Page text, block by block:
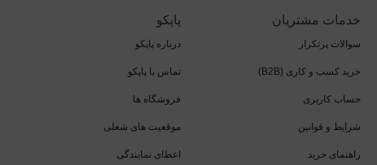
خدمات مشتریان
سوالات پرتکرار
خرید کسب و کاری (B2B)
حساب کاربری
شرایط و قوانین
راهنمای خرید
پاپکو
درباره پاپکو
تماس با پاپکو
فروشگاه ها
موقعیت های شغلی
اعطای نمایندگی